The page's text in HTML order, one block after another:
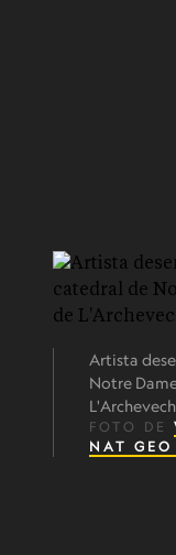
Artista
Notre
FOTO DE
NAT